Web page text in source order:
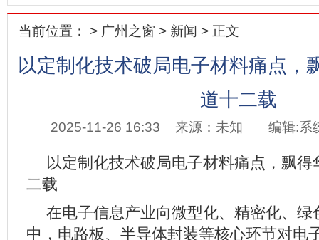
当前位置： > 广州之窗 > 新闻 > 正文
以定制化技术破局电子材料痛点，
道十二载
2025-11-26 16:33 来源：未知 编辑:系
以定制化技术破局电子材料痛点，飘
二载
在电子信息产业向微型化、精密化、绿
中，电路板、半导体封装等核心环节对电